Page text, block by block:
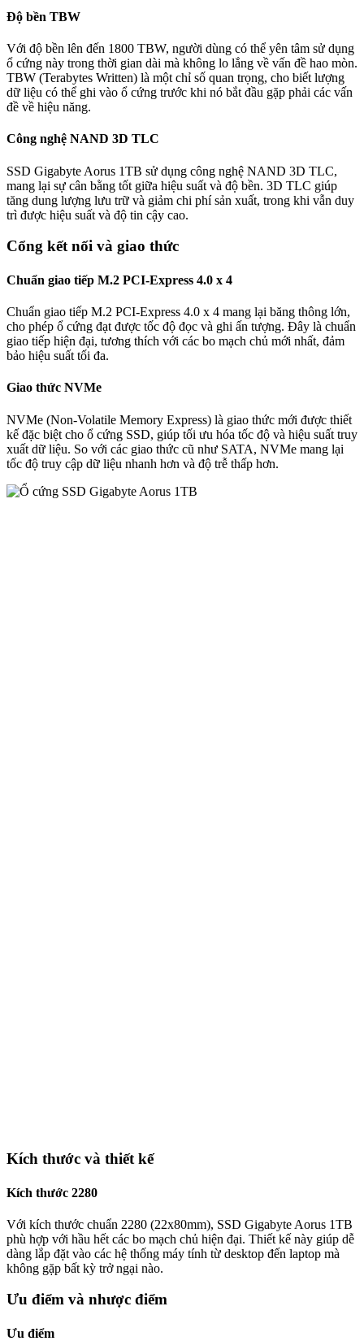
Độ bền TBW
Với độ bền lên đến 1800 TBW, người dùng có thể yên tâm sử dụng
ổ cứng này trong thời gian dài mà không lo lắng về vấn đề hao mòn.
TBW (Terabytes Written) là một chỉ số quan trọng, cho biết lượng
dữ liệu có thể ghi vào ổ cứng trước khi nó bắt đầu gặp phải các vấn
đề về hiệu năng.
Công nghệ NAND 3D TLC
SSD Gigabyte Aorus 1TB sử dụng công nghệ NAND 3D TLC,
mang lại sự cân bằng tốt giữa hiệu suất và độ bền. 3D TLC giúp
tăng dung lượng lưu trữ và giảm chi phí sản xuất, trong khi vẫn duy
trì được hiệu suất và độ tin cậy cao.
Cổng kết nối và giao thức
Chuẩn giao tiếp M.2 PCI-Express 4.0 x 4
Chuẩn giao tiếp M.2 PCI-Express 4.0 x 4 mang lại băng thông lớn,
cho phép ổ cứng đạt được tốc độ đọc và ghi ấn tượng. Đây là chuẩn
giao tiếp hiện đại, tương thích với các bo mạch chủ mới nhất, đảm
bảo hiệu suất tối đa.
Giao thức NVMe
NVMe (Non-Volatile Memory Express) là giao thức mới được thiết
kế đặc biệt cho ổ cứng SSD, giúp tối ưu hóa tốc độ và hiệu suất truy
xuất dữ liệu. So với các giao thức cũ như SATA, NVMe mang lại
tốc độ truy cập dữ liệu nhanh hơn và độ trễ thấp hơn.
Kích thước và thiết kế
Kích thước 2280
Với kích thước chuẩn 2280 (22x80mm), SSD Gigabyte Aorus 1TB
phù hợp với hầu hết các bo mạch chủ hiện đại. Thiết kế này giúp dễ
dàng lắp đặt vào các hệ thống máy tính từ desktop đến laptop mà
không gặp bất kỳ trở ngại nào.
Ưu điểm và nhược điểm
Ưu điểm